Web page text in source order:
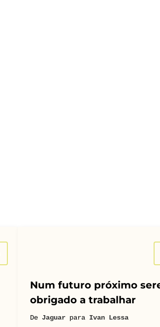
Num futuro próximo
obrigado a trabalhar
De Jaguar para Ivan Lessa